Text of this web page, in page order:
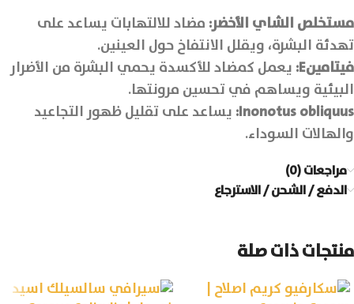
مستخلص الشاي الأخضر: مضاد للالتهابات يساعد على
تهدئة البشرة، ويقلل الانتفاخ حول العينين.
فيتامينE
: يعمل كمضاد للأكسدة يحمي البشرة من الأضرار
البيئية ويساهم في تحسين مرونتها.
Inonotus obliquus
: يساعد على تقليل ظهور التجاعيد
والهالات السوداء.
مراجعات (0)
الدفع / الشحن / الاسترجاع
منتجات ذات صلة